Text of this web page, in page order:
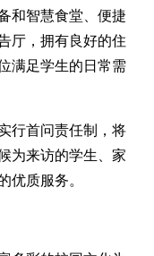
和智慧食堂、便捷
厅，拥有良好的住
满足学生的日常需
行首问责任制，将
为来访的学生、家
优质服务。